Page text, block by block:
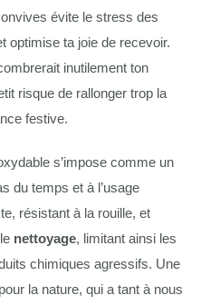
évite le stress des
optimise ta joie de recevoir.
inutilement ton
risque de rallonger trop la
festive.
s’impose comme un
du temps et à l’usage
résistant à la rouille, et
nettoyage, limitant ainsi les
chimiques agressifs. Une
la nature, qui a tant à nous